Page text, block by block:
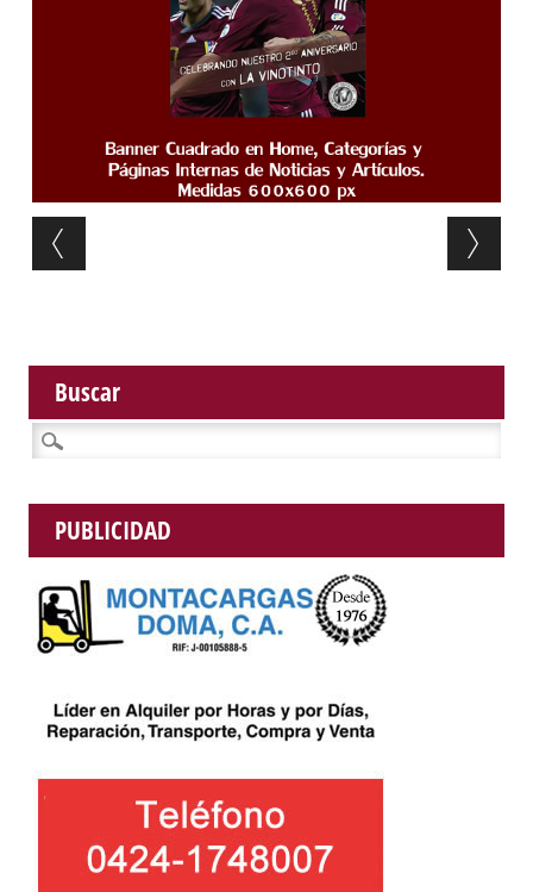
Post navigation
Buscar
Buscar:
PUBLICIDAD